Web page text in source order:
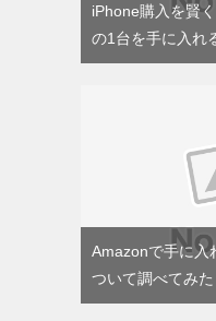
iPhone購入を賢
の1台を手に入れ
Amazonで手に入
ついて調べてみた